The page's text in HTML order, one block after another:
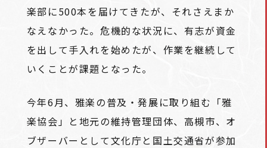
楽部に500本を届けてきたが、それさえまか
なえなかった。危機的な状況に、有志が資金
を出して手入れを始めたが、作業を継続して
いくことが課題となった。
今年6月、雅楽の普及・発展に取り組む「雅
楽協会」と地元の維持管理団体、高槻市、オ
ブザーバーとして文化庁と国土交通省が参加